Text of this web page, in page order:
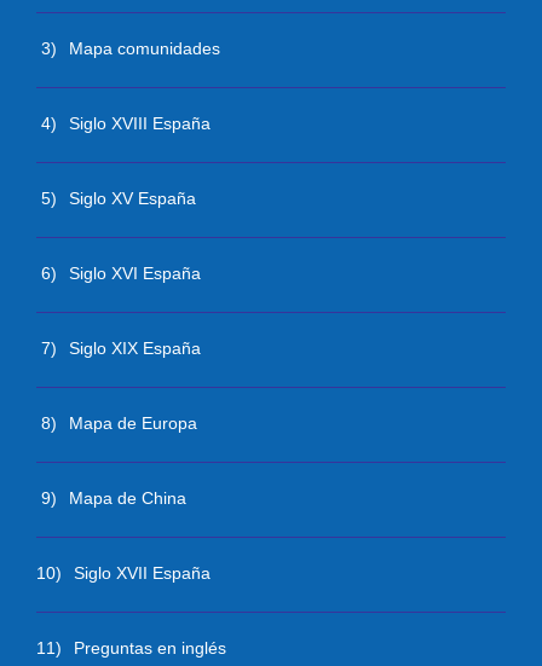
3) Mapa comunidades
4) Siglo XVIII España
5) Siglo XV España
6) Siglo XVI España
7) Siglo XIX España
8) Mapa de Europa
9) Mapa de China
10) Siglo XVII España
11) Preguntas en inglés